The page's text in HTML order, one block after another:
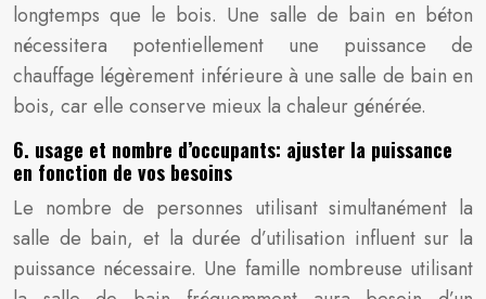
longtemps que le bois. Une salle de bain en béton
nécessitera potentiellement une puissance de
chauffage légèrement inférieure à une salle de bain en
bois, car elle conserve mieux la chaleur générée.
6. usage et nombre d’occupants: ajuster la puissance
en fonction de vos besoins
Le nombre de personnes utilisant simultanément la
salle de bain, et la durée d’utilisation influent sur la
puissance nécessaire. Une famille nombreuse utilisant